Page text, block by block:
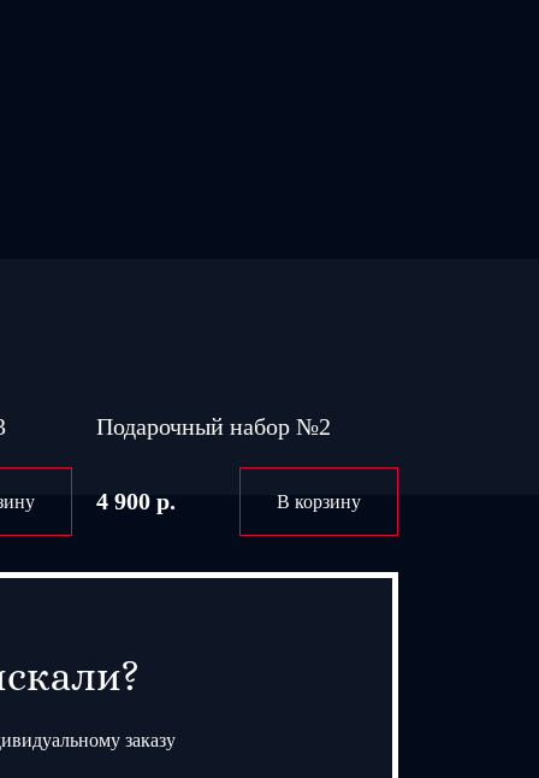
Подарочный набор №2
4 900 р. В корзину
заказу